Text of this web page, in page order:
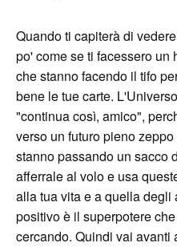
Quando ti capiterà di
po' come se ti facessero
che stanno facendo il tifo
bene le tue carte.
"continua così, amico",
verso un futuro pieno
stanno passando un sacco
afferrale al volo e usa
alla tua vita e a quella degli
positivo è il superpotere
cercando. Quindi vai avanti